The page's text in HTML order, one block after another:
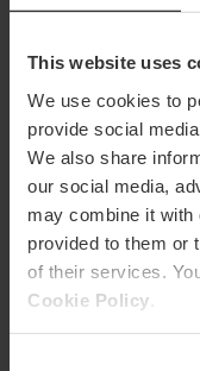
This website uses
We use cookies to
provide social
We also share
our social media,
may combine it with
provided to them or
of their services.
Cookie Policy
Come arrivare
Metro
L1,L2,L4
Bus
62,63,99
Avenida De las
València